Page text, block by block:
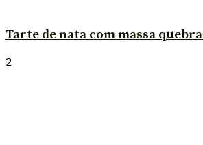
Tarte de nata com massa
2